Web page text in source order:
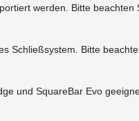
werden. Bitte
Schließsystem. Bitte
und SquareBar Evo